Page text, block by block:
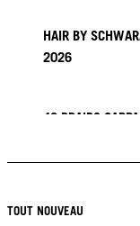
HAIR BY
2026
40 BRAIDS
TUSH
TOUT NOUVEAU